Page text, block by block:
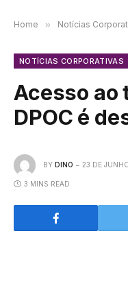
Home » Notícias
NOTÍCIAS CORPORATIVAS
Acesso ao
DPOC é
BY DINO 23 DE
3 MINS READ